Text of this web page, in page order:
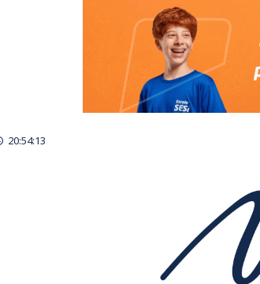
20:54:15